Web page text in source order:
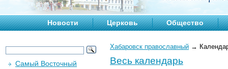
Новости Церковь Общество
Хабаровск православный →
Весь календарь
Самый Восточный